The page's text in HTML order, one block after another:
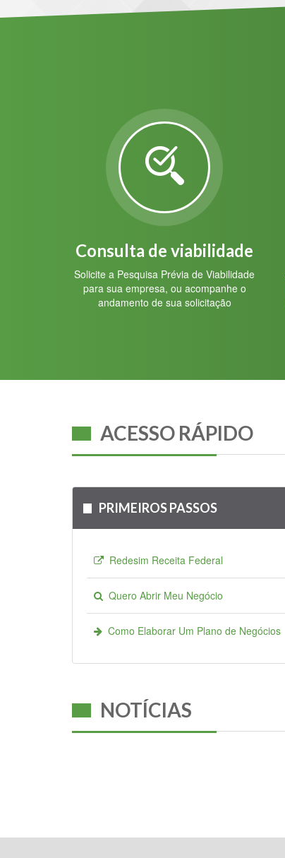
Consulta de viabilidade
Solicite a Pesquisa Prévia de Viabilidade
para sua empresa, ou acompanhe o
andamento de sua solicitação
ACESSO RÁPIDO
PRIMEIROS PASSOS
Redesim Receita Federal
Quero Abrir Meu Negócio
Como Elaborar Um Plano de Negócios
NOTÍCIAS